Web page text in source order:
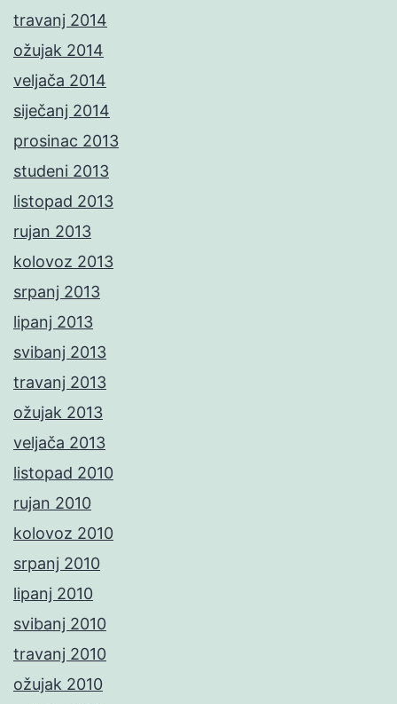
travanj 2014
ožujak 2014
veljača 2014
siječanj 2014
prosinac 2013
studeni 2013
listopad 2013
rujan 2013
kolovoz 2013
srpanj 2013
lipanj 2013
svibanj 2013
travanj 2013
ožujak 2013
veljača 2013
listopad 2010
rujan 2010
kolovoz 2010
srpanj 2010
lipanj 2010
svibanj 2010
travanj 2010
ožujak 2010